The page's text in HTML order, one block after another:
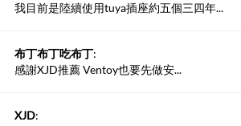
我目前是陸續使用tuya插座約五個三四年...
布丁布丁吃布丁:
感謝XJD推薦 Ventoy也要先做安...
XJD: